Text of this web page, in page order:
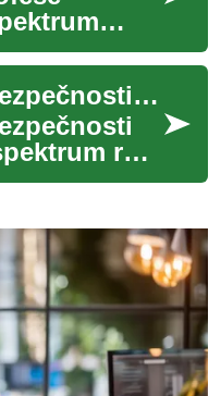
ochrany
rizik v
Práce v oblasti bezpečnosti a kybernetické bezpečnosti
rolí
osob a